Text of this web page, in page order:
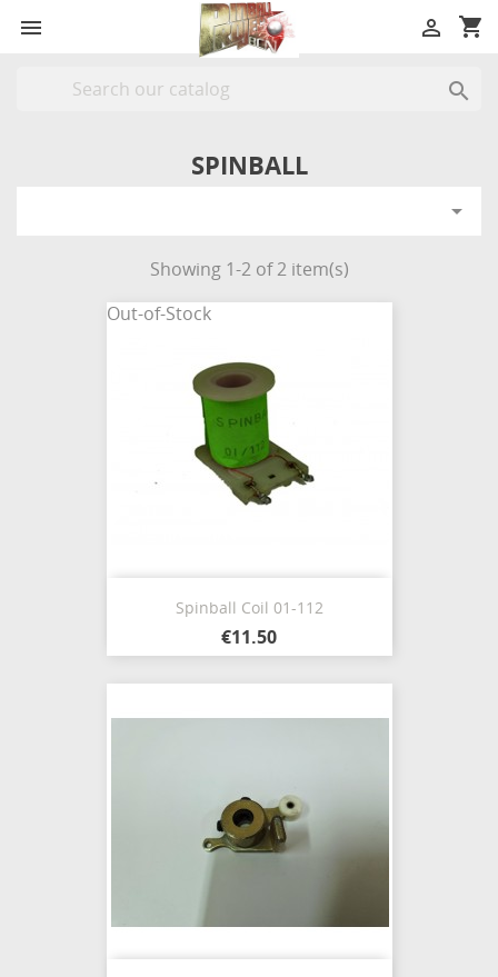
 shopping_cart


SPINBALL

Showing 1-2 of 2 item(s)
Spinball Coil 01-112
€11.50
Out-of-Stock